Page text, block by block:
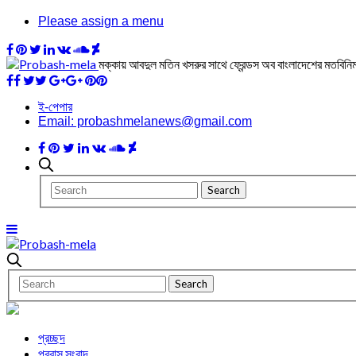
Please assign a menu
মক্কায় আবদুল মতিন খসরুর সাথে ফ্রেন্ডস অব বাংলাদেশের
ই-পেপার
Email: probashmelanews@gmail.com
প্রচ্ছদ